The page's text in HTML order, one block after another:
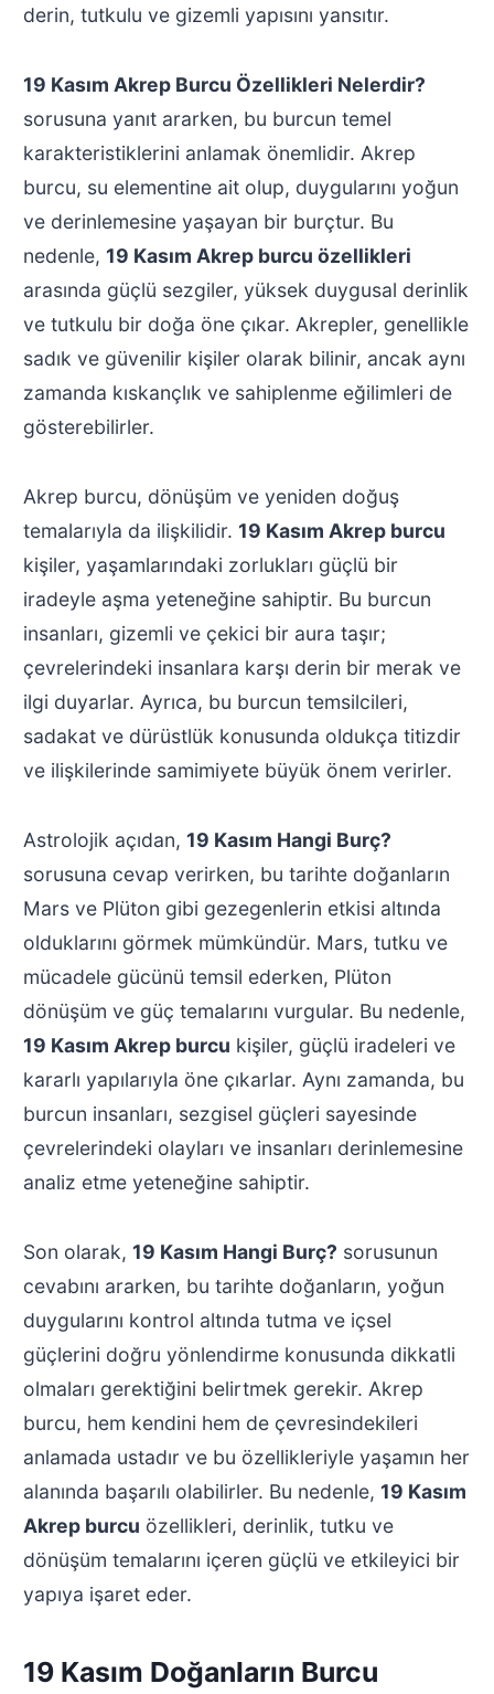
derin, tutkulu ve gizemli yapısını yansıtır.
19 Kasım Akrep Burcu Özellikleri Nelerdir?
sorusuna yanıt ararken, bu burcun temel
karakteristiklerini anlamak önemlidir. Akrep
burcu, su elementine ait olup, duygularını yoğun
ve derinlemesine yaşayan bir burçtur. Bu
nedenle, 19 Kasım Akrep burcu özellikleri
arasında güçlü sezgiler, yüksek duygusal derinlik
ve tutkulu bir doğa öne çıkar. Akrepler, genellikle
sadık ve güvenilir kişiler olarak bilinir, ancak aynı
zamanda kıskançlık ve sahiplenme eğilimleri de
gösterebilirler.
Akrep burcu, dönüşüm ve yeniden doğuş
temalarıyla da ilişkilidir. 19 Kasım Akrep burcu
kişiler, yaşamlarındaki zorlukları güçlü bir
iradeyle aşma yeteneğine sahiptir. Bu burcun
insanları, gizemli ve çekici bir aura taşır;
çevrelerindeki insanlara karşı derin bir merak ve
ilgi duyarlar. Ayrıca, bu burcun temsilcileri,
sadakat ve dürüstlük konusunda oldukça titizdir
ve ilişkilerinde samimiyete büyük önem verirler.
Astrolojik açıdan, 19 Kasım Hangi Burç?
sorusuna cevap verirken, bu tarihte doğanların
Mars ve Plüton gibi gezegenlerin etkisi altında
olduklarını görmek mümkündür. Mars, tutku ve
mücadele gücünü temsil ederken, Plüton
dönüşüm ve güç temalarını vurgular. Bu nedenle,
19 Kasım Akrep burcu kişiler, güçlü iradeleri ve
kararlı yapılarıyla öne çıkarlar. Aynı zamanda, bu
burcun insanları, sezgisel güçleri sayesinde
çevrelerindeki olayları ve insanları derinlemesine
analiz etme yeteneğine sahiptir.
Son olarak, 19 Kasım Hangi Burç? sorusunun
cevabını ararken, bu tarihte doğanların, yoğun
duygularını kontrol altında tutma ve içsel
güçlerini doğru yönlendirme konusunda dikkatli
olmaları gerektiğini belirtmek gerekir. Akrep
burcu, hem kendini hem de çevresindekileri
anlamada ustadır ve bu özellikleriyle yaşamın her
alanında başarılı olabilirler. Bu nedenle, 19 Kasım
Akrep burcu özellikleri, derinlik, tutku ve
dönüşüm temalarını içeren güçlü ve etkileyici bir
yapıya işaret eder.
19 Kasım Doğanların Burcu